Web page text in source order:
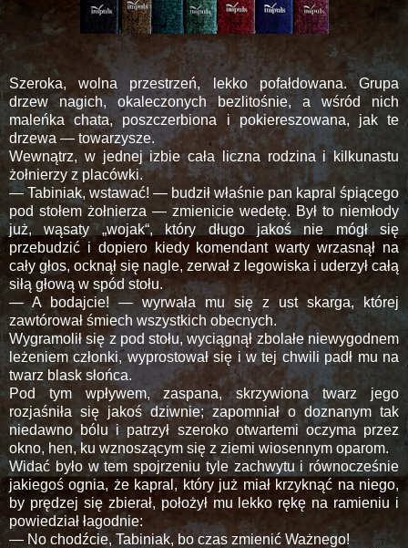
Szeroka, wolna przestrzeń, lekko pofałdowana. Grupa
drzew nagich, okaleczonych bezlitośnie, a wśród nich
maleńka chata, poszczerbiona i pokiereszowana, jak te
drzewa — towarzysze.
Wewnątrz, w jednej izbie cała liczna rodzina i kilkunastu
żołnierzy z placówki.
— Tabiniak, wstawać! — budził właśnie pan kapral śpiącego
pod stołem żołnierza — zmienicie wedetę. Był to niemłody
już, wąsaty „wojak“, który długo jakoś nie mógł się
przebudzić i dopiero kiedy komendant warty wrzasnął na
cały głos, ocknął się nagle, zerwał z legowiska i uderzył całą
siłą głową w spód stołu.
— A bodajcie! — wyrwała mu się z ust skarga, której
zawtórował śmiech wszystkich obecnych.
Wygramolił się z pod stołu, wyciągnął zbolałe niewygodnem
leżeniem członki, wyprostował się i w tej chwili padł mu na
twarz blask słońca.
Pod tym wpływem, zaspana, skrzywiona twarz jego
rozjaśniła się jakoś dziwnie; zapomniał o doznanym tak
niedawno bólu i patrzył szeroko otwartemi oczyma przez
okno, hen, ku wznoszącym się z ziemi wiosennym oparom.
Widać było w tem spojrzeniu tyle zachwytu i równocześnie
jakiegoś ognia, że kapral, który już miał krzyknąć na niego,
by prędzej się zbierał, położył mu lekko rękę na ramieniu i
powiedział łagodnie:
— No chodźcie, Tabiniak, bo czas zmienić Ważnego!